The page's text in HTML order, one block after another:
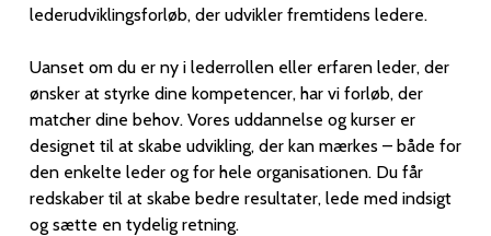
lederudviklingsforløb, der udvikler fremtidens ledere.
Uanset om du er ny i lederrollen eller erfaren leder, der
ønsker at styrke dine kompetencer, har vi forløb, der
matcher dine behov. Vores uddannelse og kurser er
designet til at skabe udvikling, der kan mærkes – både for
den enkelte leder og for hele organisationen. Du får
redskaber til at skabe bedre resultater, lede med indsigt
og sætte en tydelig retning.